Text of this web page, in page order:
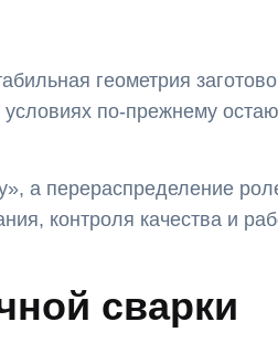
геометрия
по-прежнему
а перераспределение
контроля качества и
сварки